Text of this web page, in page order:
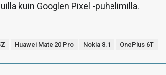
kuin Googlen Pixel -puhelimilla.
Huawei Mate 20 Pro Nokia 8.1 OnePlus 6T